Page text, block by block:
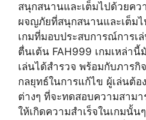
สนุกสนานและเต็มไปด้วยคว
ผจญภัยที่สนุกสนานและเต็ม
เกมที่มอบประสบการณ์การเ
ตื่นเต้น FAH999 เกมเหล่านี้
เล่นได้สำรวจ พร้อมกับภารกิ
กลยุทธ์ในการแก้ไข ผู้เล่นต้
ต่างๆ ที่จะทดสอบความสามา
ให้เกิดความสำเร็จในเกมนั้น